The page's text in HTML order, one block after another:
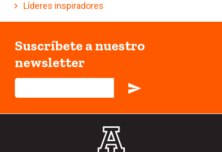
Líderes inspiradores
Suscríbete a nuestro
newsletter